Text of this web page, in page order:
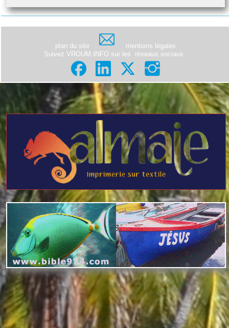
plan du site
mentions légales
Suivez VROUM.INFO sur les
réseaux sociaux :